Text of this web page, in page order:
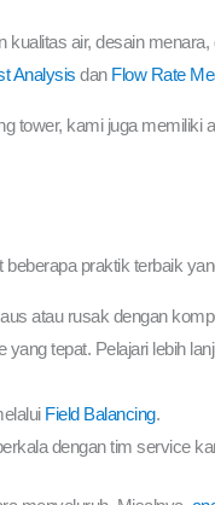
air, desain
Analysis dan Flow Rate
tower, kami juga memiliki
praktik terbaik
atau rusak dengan
tepat. Pelajari lebih
Field Balancing.
dengan tim service